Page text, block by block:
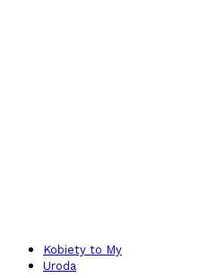
Kobiety to My
Uroda